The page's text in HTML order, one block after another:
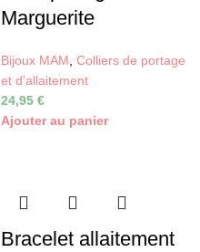
Marguerite
Bijoux MAM, Colliers de portage
et d'allaitement
24,95 €
Ajouter au panier
Bracelet allaitement